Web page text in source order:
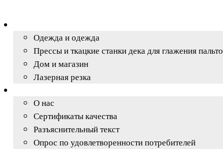
Одежда и одежда
Прессы и ткацкие станки дека для глажения пальто
Дом и магазин
Лазерная резка
О нас
Сертификаты качества
Разъяснительный текст
Опрос по удовлетворенности потребителей